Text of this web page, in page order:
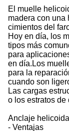
El muelle
madera con una
cimientos del
Hoy en día, los
tipos más
para
en día.Los
para la
cuando son
Las cargas
o los estratos de
Anclaje
- Ventajas